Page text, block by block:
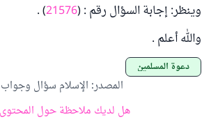
وينظر: إجابة السؤال رقم : (21576
) .
والله أعلم .
دعوة المسلمين
المصدر: الإسلام سؤال وجواب
هل لديك ملاحظة حول